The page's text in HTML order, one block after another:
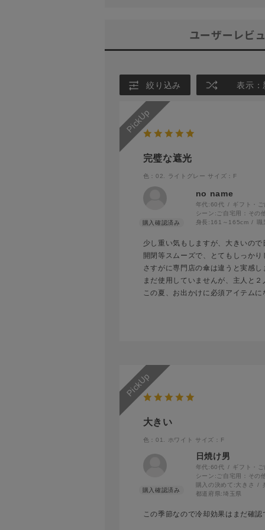
ユーザーレビ
絞り込み 表示：
完璧な遮光
色：02. ライトグレー サイズ：F
no name
年代:60代
ギフト・
シーン: ご自宅用：その
身長: 161～165cm
少し重い気もしますが、大きいの
開閉等スムーズで、とてもしっか
さすがに専門店の傘は違うと実感し
まだ使用していませんが、主人と
この夏、お出かけに必須アイテム
大きい
色：01. ホワイト サイズ：F
日焼け男
年代:60代
ギフト・
シーン: ご自宅用：その
購入の決めて:大きさ
都道府県:埼玉県
この季節なので冷却効果はまだ確